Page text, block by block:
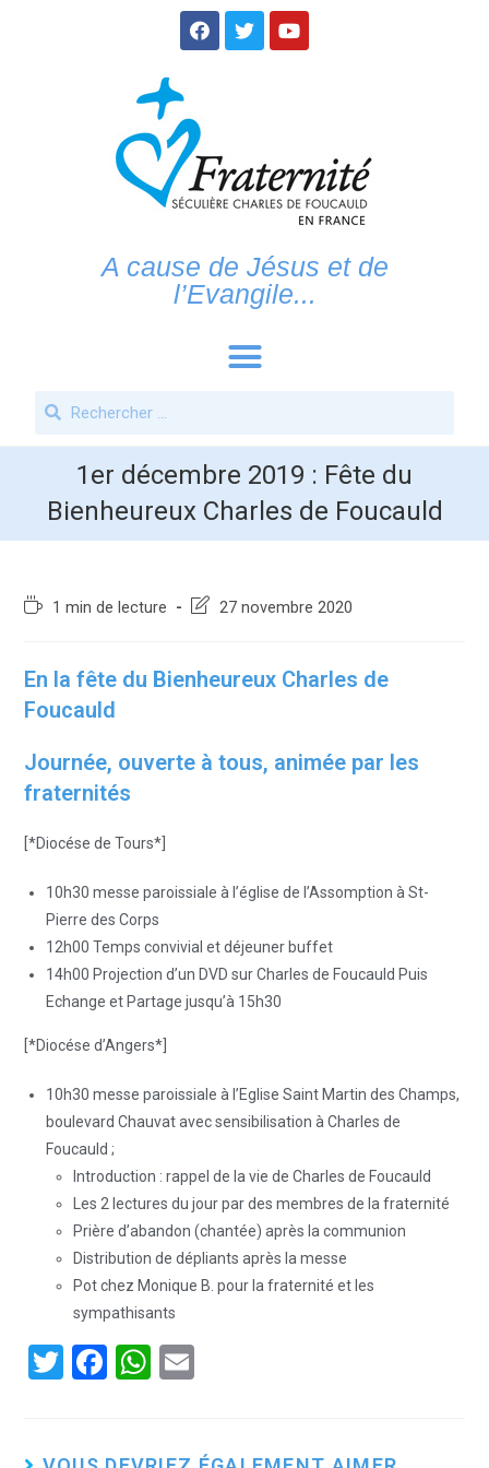
A cause de Jésus et de
l’Evangile...
1er décembre 2019 : Fête du
Bienheureux Charles de Foucauld
1 min de lecture 27 novembre 2020
En la fête du Bienheureux Charles de
Foucauld
Journée, ouverte à tous, animée par les
fraternités
[*Diocése de Tours*]
10h30 messe paroissiale à l’église de l’Assomption à St-
Pierre des Corps
12h00 Temps convivial et déjeuner buffet
14h00 Projection d’un DVD sur Charles de Foucauld Puis
Echange et Partage jusqu’à 15h30
[*Diocése d’Angers*]
10h30 messe paroissiale à l’Eglise Saint Martin des Champs,
boulevard Chauvat avec sensibilisation à Charles de
Foucauld ;
Introduction : rappel de la vie de Charles de Foucauld
Les 2 lectures du jour par des membres de la fraternité
Prière d’abandon (chantée) après la communion
Distribution de dépliants après la messe
Pot chez Monique B. pour la fraternité et les
sympathisants
T
F
W